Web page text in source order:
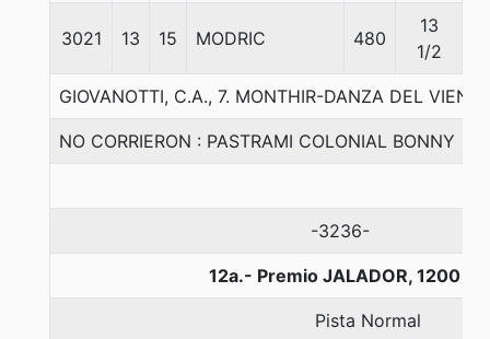
3021 13 15 MODRIC 480
13
1/2
GIOVANOTTI, C.A., 7. MONTHIR-DANZA DEL
NO CORRIERON : PASTRAMI COLONIAL BONNY
-3236-
12a.- Premio JALADOR, 1200
Pista Normal